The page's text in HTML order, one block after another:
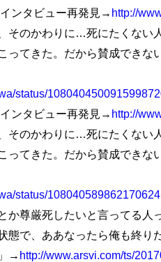
ンタビュー再発見→ http://
のかわりに…死にたくない
てきた。だから賛成できな
status/
ンタビュー再発見→ http://
のかわりに…死にたくない
てきた。だから賛成できな
status/
尊厳死したいと言ってる人
態で、ああなったら俺も終
→ http://www.arsvi.com/ts/